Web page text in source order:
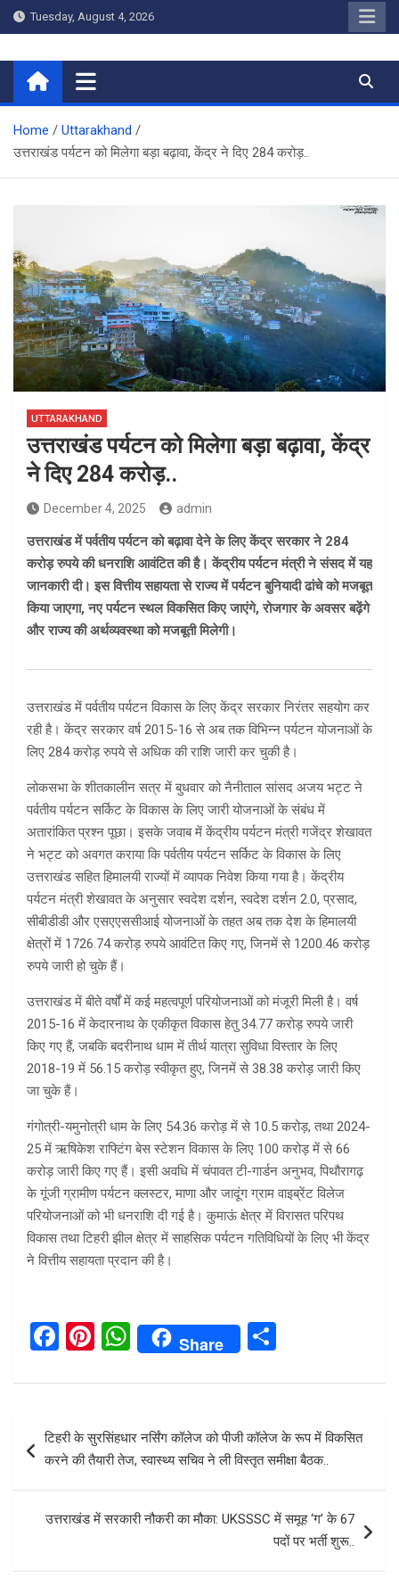
Skip
to
Tuesday, August 4, 2026
Home
Home
Uttarakhand
उत्तराखंड पर्यटन को मिलेगा बड़ा बढ़ावा, केंद्र ने दिए 284 करोड़..
UTTARAKHAND
उत्तराखंड पर्यटन को मिलेगा बड़ा बढ़ावा, केंद्र
ने दिए 284 करोड़..
December 4, 2025 admin
उत्तराखंड में पर्वतीय पर्यटन को बढ़ावा देने के लिए केंद्र सरकार ने 284
करोड़ रुपये की धनराशि आवंटित की है। केंद्रीय पर्यटन मंत्री ने संसद में यह
जानकारी दी। इस वित्तीय सहायता से राज्य में पर्यटन बुनियादी ढांचे को मजबूत
किया जाएगा, नए पर्यटन स्थल विकसित किए जाएंगे, रोजगार के अवसर बढ़ेंगे
और राज्य की अर्थव्यवस्था को मजबूती मिलेगी।
उत्तराखंड में पर्वतीय पर्यटन विकास के लिए केंद्र सरकार निरंतर सहयोग कर
रही है। केंद्र सरकार वर्ष 2015-16 से अब तक विभिन्न पर्यटन योजनाओं के
लिए 284 करोड़ रुपये से अधिक की राशि जारी कर चुकी है।
लोकसभा के शीतकालीन सत्र में बुधवार को नैनीताल सांसद अजय भट्ट ने
पर्वतीय पर्यटन सर्किट के विकास के लिए जारी योजनाओं के संबंध में
अतारांकित प्रश्न पूछा। इसके जवाब में केंद्रीय पर्यटन मंत्री गजेंद्र शेखावत
ने भट्ट को अवगत कराया कि पर्वतीय पर्यटन सर्किट के विकास के लिए
उत्तराखंड सहित हिमालयी राज्यों में व्यापक निवेश किया गया है। केंद्रीय
पर्यटन मंत्री शेखावत के अनुसार स्वदेश दर्शन, स्वदेश दर्शन 2.0, प्रसाद,
सीबीडीडी और एसएएससीआई योजनाओं के तहत अब तक देश के हिमालयी
क्षेत्रों में 1726.74 करोड़ रुपये आवंटित किए गए, जिनमें से 1200.46 करोड़
रुपये जारी हो चुके हैं।
उत्तराखंड में बीते वर्षों में कई महत्वपूर्ण परियोजनाओं को मंजूरी मिली है। वर्ष
2015-16 में केदारनाथ के एकीकृत विकास हेतु 34.77 करोड़ रुपये जारी
किए गए हैं, जबकि बदरीनाथ धाम में तीर्थ यात्रा सुविधा विस्तार के लिए
2018-19 में 56.15 करोड़ स्वीकृत हुए, जिनमें से 38.38 करोड़ जारी किए
जा चुके हैं।
गंगोत्री-यमुनोत्री धाम के लिए 54.36 करोड़ में से 10.5 करोड़, तथा 2024-
25 में ऋषिकेश राफ्टिंग बेस स्टेशन विकास के लिए 100 करोड़ में से 66
करोड़ जारी किए गए हैं। इसी अवधि में चंपावत टी-गार्डन अनुभव, पिथौरागढ़
के गूंजी ग्रामीण पर्यटन क्लस्टर, माणा और जादूंग ग्राम वाइब्रेंट विलेज
परियोजनाओं को भी धनराशि दी गई है। कुमाऊं क्षेत्र में विरासत परिपथ
विकास तथा टिहरी झील क्षेत्र में साहसिक पर्यटन गतिविधियों के लिए भी केंद्र
ने वित्तीय सहायता प्रदान की है।
F
ce
b
o
k
Pi
er
es
t
W
h
at
A
p
Share
ar
e
navigation
टिहरी के सुरसिंहधार नर्सिंग कॉलेज को पीजी कॉलेज के रूप में विकसित
करने की तैयारी तेज, स्वास्थ्य सचिव ने ली विस्तृत समीक्षा बैठक..
उत्तराखंड में सरकारी नौकरी का मौका: UKSSSC में समूह ‘ग’ के 67
पदों पर भर्ती शुरू..